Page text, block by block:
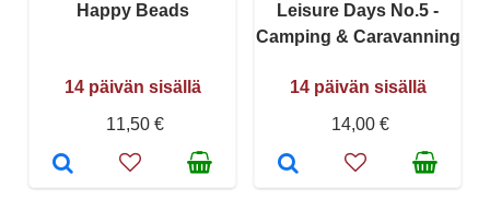
Happy Beads
14 päivän sisällä
11,50 €
Leisure Days No.5 -
Camping & Caravanning
14 päivän sisällä
14,00 €